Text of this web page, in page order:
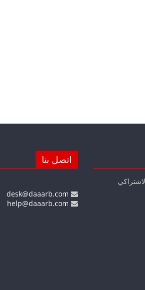
اتصل بنا